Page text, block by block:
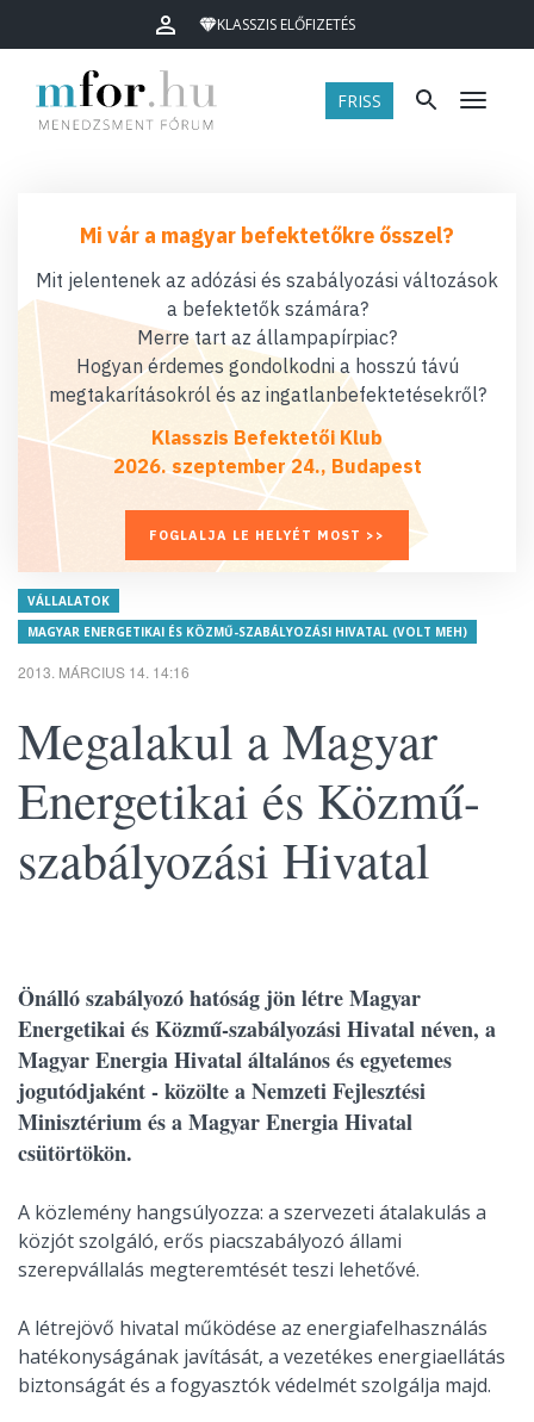
KLASSZIS ELŐFIZETÉS
FRISS Menü
Mi vár a magyar befektetőkre ősszel?
Mit jelentenek az adózási és szabályozási változások
a befektetők számára?
Merre tart az állampapírpiac?
Hogyan érdemes gondolkodni a hosszú távú
megtakarításokról és az ingatlanbefektetésekről?
Klasszis Befektetői Klub
2026. szeptember 24., Budapest
FOGLALJA LE HELYÉT MOST >>
VÁLLALATOK
MAGYAR ENERGETIKAI ÉS KÖZMŰ-SZABÁLYOZÁSI HIVATAL (VOLT MEH)
2013. MÁRCIUS 14. 14:16
Megalakul a Magyar
Energetikai és Közmű-
szabályozási Hivatal
Önálló szabályozó hatóság jön létre Magyar
Energetikai és Közmű-szabályozási Hivatal néven, a
Magyar Energia Hivatal általános és egyetemes
jogutódjaként - közölte a Nemzeti Fejlesztési
Minisztérium és a Magyar Energia Hivatal
csütörtökön.
A közlemény hangsúlyozza: a szervezeti átalakulás a
közjót szolgáló, erős piacszabályozó állami
szerepvállalás megteremtését teszi lehetővé.
A létrejövő hivatal működése az energiafelhasználás
hatékonyságának javítását, a vezetékes energiaellátás
biztonságát és a fogyasztók védelmét szolgálja majd.